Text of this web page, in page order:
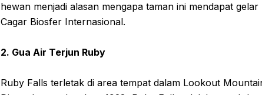
hewan menjadi alasan mengapa taman ini mendapat
Cagar Biosfer Internasional.
2. Gua Air Terjun Ruby
Ruby Falls terletak di area tempat dalam Lookout